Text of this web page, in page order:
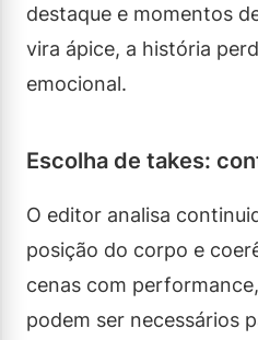
destaque e momentos
vira ápice, a história
emocional.
Escolha de takes:
O editor analisa
posição do corpo e
cenas com
podem ser necessários